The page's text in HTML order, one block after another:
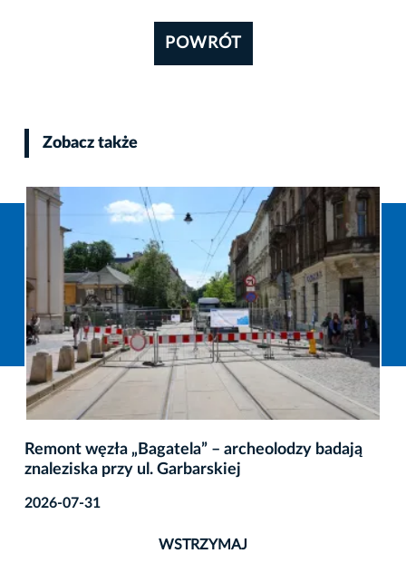
POWRÓT
Zobacz także
Remont węzła „Bagatela” – archeolodzy badają
znaleziska przy ul. Garbarskiej
2026-07-31
WSTRZYMAJ